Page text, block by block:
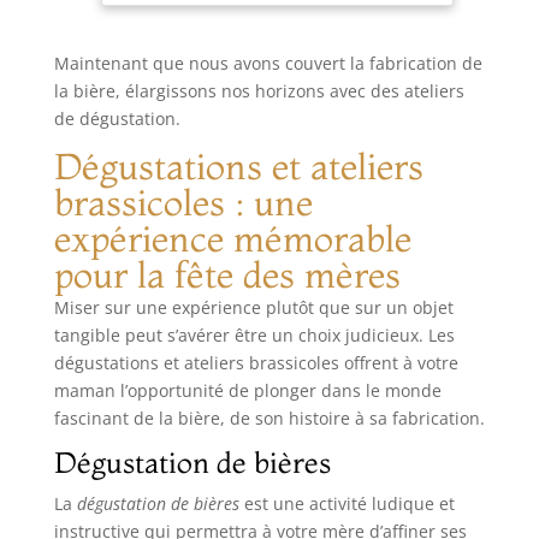
nettoyer les robinets en éliminant les sédiments
de bière dans l'ouverture de votre robinet de
bière pour protéger votre bière de la poussière et
d'autres contaminants La brosse pour robinet à
bière s'adapte à différents types de tailles de
en ajoutant un désinfectant à l'eau avant
utilisation, puis en le trempant dans l'eau pendant
un certain temps, puis en le retirant pour
utilisation.
Maintenant que nous avons couvert la fabrication de
la bière, élargissons nos horizons avec des ateliers
de dégustation.
Dégustations et ateliers
brassicoles : une
expérience mémorable
pour la fête des mères
Miser sur une expérience plutôt que sur un objet
tangible peut s’avérer être un choix judicieux. Les
dégustations et ateliers brassicoles offrent à votre
maman l’opportunité de plonger dans le monde
fascinant de la bière, de son histoire à sa fabrication.
Dégustation de bières
La dégustation de bièresest une activité ludique et
instructive qui permettra à votre mère d’affiner ses